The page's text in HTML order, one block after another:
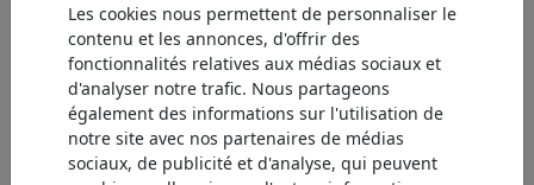
Les cookies nous permettent de personnaliser le
contenu et les annonces, d'offrir des
fonctionnalités relatives aux médias sociaux et
d'analyser notre trafic. Nous partageons
également des informations sur l'utilisation de
notre site avec nos partenaires de médias
sociaux, de publicité et d'analyse, qui peuvent